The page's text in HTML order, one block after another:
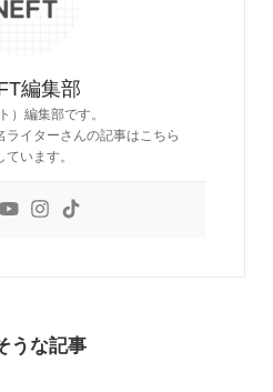
編集部
）編集部です。
イターさんの記事はこちら
います。
うな記事